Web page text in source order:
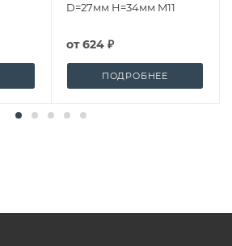
D=27мм H=34мм M11
от624 ₽
ПОДРОБНЕЕ